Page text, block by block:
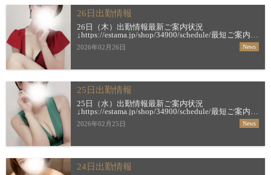
26日出勤情報
26日（木）出勤情報最新ご案内状況
↓https://estama.jp/shop/34900/schedule/最短ご案内時
間＆お店からの新着メッセージ
↓https://estama.jp/shop/34900/【すすき […]
2026年02月26日 News
25日出勤情報
25日（水）出勤情報最新ご案内状況
↓https://estama.jp/shop/34900/schedule/最短ご案内時
間＆お店からの新着メッセージ
↓https://estama.jp/shop/34900/【すすき […]
2026年02月25日 News
24日出勤情報